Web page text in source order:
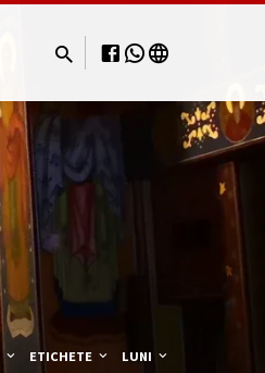
ETICHETE LUNI